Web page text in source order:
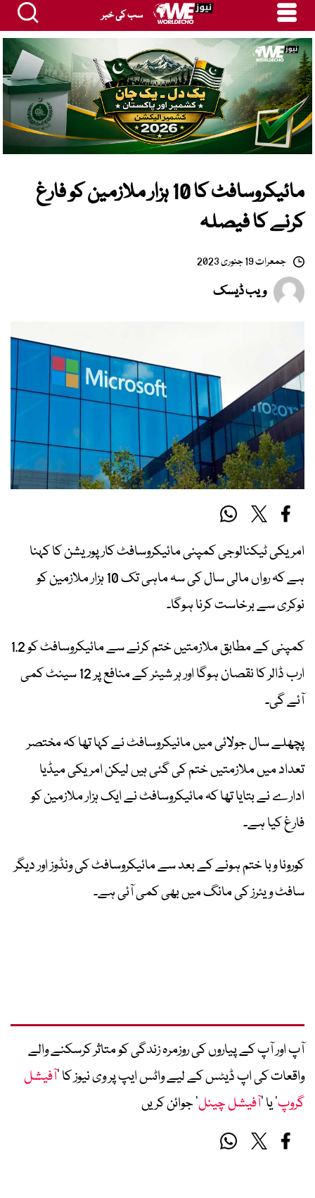
سب کی خبر
مائیکروسافٹ کا 10 ہزار ملازمین کو فارغ
کرنے کا فیصلہ
جمعرات 19 جنوری 2023
ویب ڈیسک
امریکی ٹیکنالوجی کمپنی مائیکروسافٹ کارپوریشن کا کہنا
ہے کہ رواں مالی سال کی سہ ماہی تک 10 ہزار ملازمین کو
نوکری سے برخاست کرنا ہوگا۔
کمپنی کے مطابق ملازمتیں ختم کرنے سے مائیکروسافٹ کو 1.2
ارب ڈالر کا نقصان ہوگا اور ہر شیئر کے منافع پر 12 سینٹ کمی
آئے گی۔
پچھلے سال جولائی میں مائیکروسافٹ نے کہا تھا کہ مختصر
تعداد میں ملازمتیں ختم کی گئی ہیں لیکن امریکی میڈیا
ادارے نے بتایا تھا کہ مائیکروسافٹ نے ایک ہزار ملازمین کو
فارغ کیا ہے۔
کورونا وبا ختم ہونے کے بعد سے مائیکروسافٹ کی ونڈوز اور دیگر
سافٹ ویئرز کی مانگ میں بھی کمی آئی ہے۔
آپ اور آپ کے پیاروں کی روزمرہ زندگی کو متاثر کرسکنے والے
واقعات کی اپ ڈیٹس کے لیے واٹس ایپ پر وی نیوز کا ’آفیشل
گروپ‘ یا ’آفیشل چینل‘ جوائن کریں